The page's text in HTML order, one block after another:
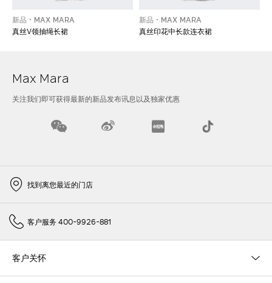
新品
MAX MARA
真丝V领抽绳长裙
新品
MAX MARA
真丝印花中长款连衣裙
Max Mara
关注我们即可获得最新的新品发布讯息以及独家优惠
找到离您最近的门店
客户服务 400-9926-881
客户关怀